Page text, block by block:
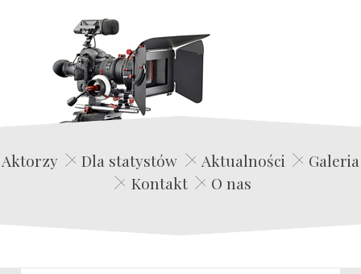
Edwin Film Agencja Aktorska
Aktorzy Dla statystów Aktualności
Galeria
Kontakt
O nas